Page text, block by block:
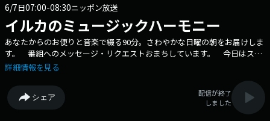
6/7日07:00-08:30ニッポン放送
イルカのミュージックハーモニー
あなたからのお便りと音楽で綴る90分。さわやかな日曜の朝をお届けしま
す。 番組へのメッセージ・リクエストおまちしています。 今日はスペ
シャル、雨をたのしむリクエスト「私の好きな雨のうた?」をお送りしま
い、雨のうた」と題して、いただいたリクエストからの特集です。 声に
出してうたうのは太田裕美さんのデビュー曲。番組HPに歌詞が載ってい
ます、見ながら一緒に歌ってください。 今日「私の好きな雨のうた」
詳細情報を見る
シェア
配信が終了
しました